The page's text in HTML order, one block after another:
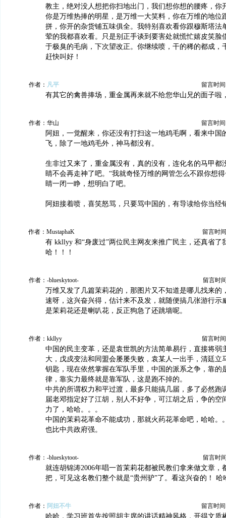
教主，绝对没人想把你扫地出门，我们想你想的腰疼，你
你是万维热捧的明星，是万维一大笑料，你在万维的地位
拼，你开的杂货铺五味俱全。我特别喜欢看你跟穆斯塔法
荤的我都喜欢看。只是别正手谈到要害处就慌忙嬉皮笑脸
于极臭的毛病，下次望改正。你继续喷，干的稀的都成，
赶快叫好！
作者： 凡平 留言时间
有其它的禽兽捧场，重金属再来就不给您华山兄的面子啦
作者：华山 留言时间
阿妞，一觉醒来，你还没有打扫这一地鸡毛啊，看来中国
飞，除了一地鸡毛外，神马都没有。
生非过又来了，重金属没有，真的没有，连化名的马甲都
睛不会再走神了吧。“我就奇怪万维的网管怎么不跟你想
睛一闭一睁，想明白了吧。
阿妞接着喷，喜笑怒骂，只要骂中国的，有导读给你当经
作者：MustaphaK 留言时
有 kkllyy 和“身废过”两位民主网友来推广民主，还真省了
哈！！！
作者：-blueskytoot- 留言时
万维又发了几篇茉莉花的，那图片又不知道是哪儿找来的
速呀，这兴奋兴得，估计来不及发，就随便搞几张游行示
是茉莉花还是喇叭花，反正狗急了还跳墙呢。
作者：kkllyy 留言时
中国的民主变革，还是袁世凯的方法简单易行，直接将弱
大，戊戍变法和同盟会屡屡失败，袁某人一出手，清廷立
钥匙，现在依然掌握在军队手里，中国的派系之争，靠的
律，靠实力最终就是靠军队，这是跑不掉的。
中共的所谓权力和平过渡，最多只能搞几届，多了必然跑
届老邓指定好了江胡，别人不好争，可江胡之后，争的空
力了，哈哈。。。
中国的茉莉花革命不能成功，那就火药花革命吧，哈哈。
也比中共政府强。
作者：-blueskytoot- 留言时
就连胡锦涛2006年唱一首茉莉花都被民教们拿来做文章，
把，可见这名教们整个就是“贵州驴”了。看这兴奋的！ 哈
作者： 阿妞不牛 留言时间
哈哈，学习班首先按照胡主席的讲话精神风格，开得文质